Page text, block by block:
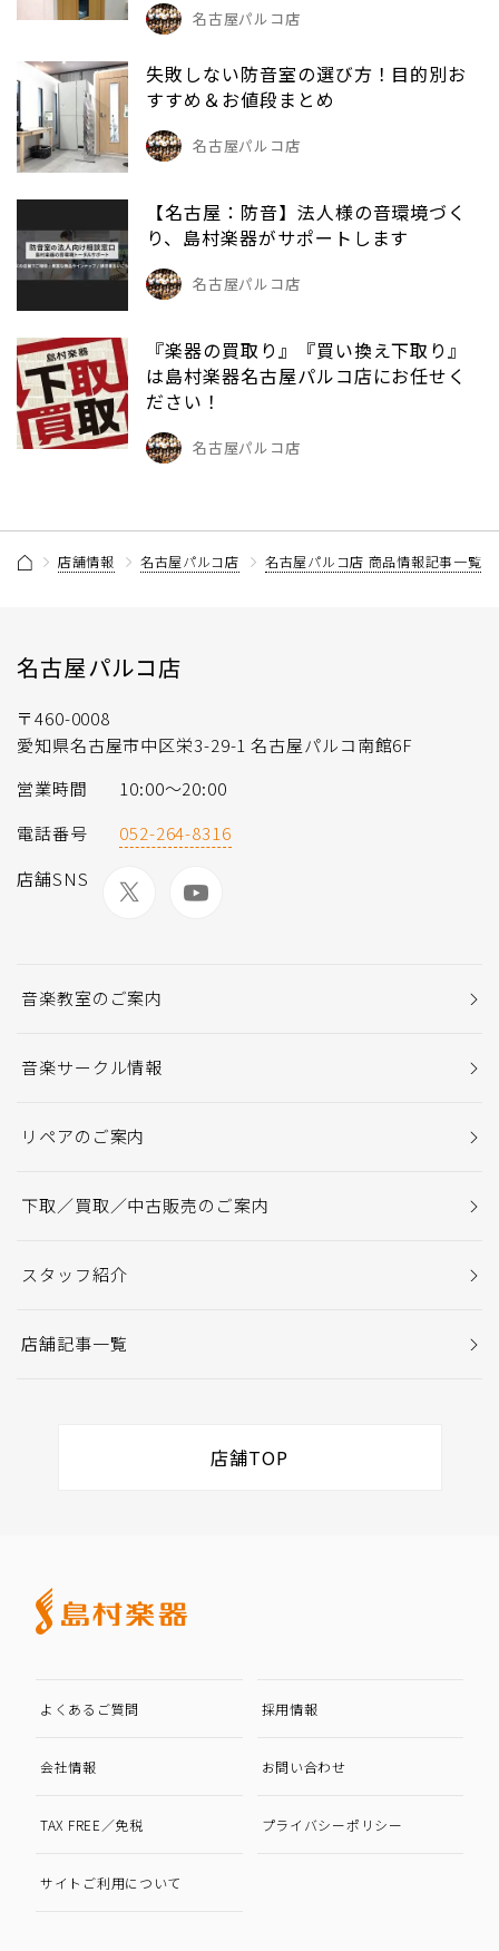
名古屋パルコ店
失敗しない防音室の選び方！目的別お
すすめ＆お値段まとめ
名古屋パルコ店
【名古屋：防音】法人様の音環境づく
り、島村楽器がサポートします
名古屋パルコ店
『楽器の買取り』『買い換え下取り』
は島村楽器名古屋パルコ店にお任せく
ださい！
名古屋パルコ店
店舗情報 名古屋パルコ店 名古屋パルコ店 商品情報記事一覧
名古屋パルコ店
〒460-0008
愛知県名古屋市中区栄3-29-1 名古屋パルコ南館6F
営業時間
10:00～20:00
電話番号
052-264-8316
店舗SNS
音楽教室のご案内
音楽サークル情報
リペアのご案内
下取／買取／中古販売のご案内
スタッフ紹介
店舗記事一覧
店舗TOP
よくあるご質問 採用情報
会社情報 お問い合わせ
TAX FREE／免税 プライバシーポリシー
サイトご利用について